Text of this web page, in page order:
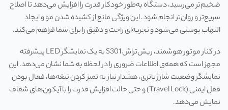
ضخیم‌تر می‌رسید، دستگاه به‌طور خودکار قدرت را افزایش می‌دهد تا اصلاح
سریع‌تر و روان‌تر انجام شود. این ویژگی مانع از کشیده شدن مو و ایجاد
التهاب پوستی می‌شود و تجربه‌ای راحت و دقیق را برای شما فراهم می‌کند.
در کنار موتور هوشمند، ریش‌تراش S301 به یک نمایشگر LED پیشرفته
مجهز است که همه‌ی اطلاعات ضروری را در لحظه به شما نشان می‌دهد. این
نمایشگر وضعیت شارژ باتری، هشدار نیاز به تمیز کردن تیغه‌ها، فعال بودن
قفل ایمنی (Travel Lock) و حتی حالت افزایش قدرت را با آیکون‌های شفاف
نمایش می‌دهد.